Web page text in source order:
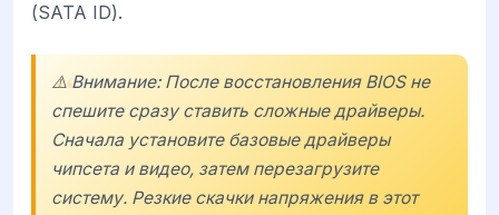
(SATA ID).
⚠️ Внимание: После восстановления BIOS не
спешите сразу ставить сложные драйверы.
Сначала установите базовые драйверы
чипсета и видео, затем перезагрузите
систему. Резкие скачки напряжения в этот